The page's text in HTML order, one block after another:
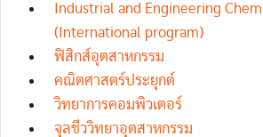
Industrial and Engineering
(International program)
ฟิสิกส์อุตสาหกรรม
คณิตศาสตร์ประยุกต์
วิทยาการคอมพิวเตอร์
จุลชีววิทยาอุตสาหกรรม